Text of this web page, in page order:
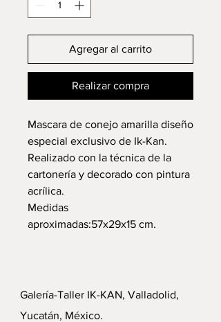
Agregar al carrito
Realizar compra
Mascara de conejo amarilla diseño
especial exclusivo de Ik-Kan.
Realizado con la técnica de la
cartonería y decorado con pintura
acrílica.
Medidas
aproximadas:57x29x15 cm.
Galería-Taller IK-KAN, Valladolid,
Yucatán, México.